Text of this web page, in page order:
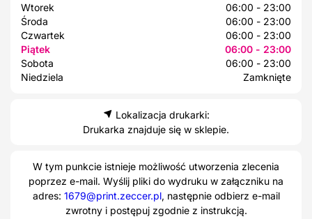
Wtorek
06:00 - 23:00
Środa
06:00 - 23:00
Czwartek
06:00 - 23:00
Piątek
06:00 - 23:00
Sobota
06:00 - 23:00
Niedziela
Zamknięte
Lokalizacja drukarki:
Drukarka znajduje się w sklepie.
W tym punkcie istnieje możliwość utworzenia zlecenia
poprzez e-mail. Wyślij pliki do wydruku w załączniku na
adres: 1679@print.zeccer.pl, następnie odbierz e-mail
zwrotny i postępuj zgodnie z instrukcją.